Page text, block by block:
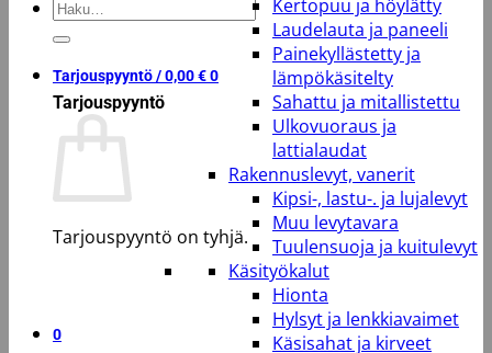
Etsi:
Tarjouspyyntö /0,00€0
Tarjouspyyntö
Tarjouspyyntö on tyhjä.
0
Kertopuu ja höylätty
Laudelauta ja paneeli
Painekyllästetty ja
lämpökäsitelty
Sahattu ja mitallistettu
Ulkovuoraus ja
lattialaudat
Rakennuslevyt, vanerit
Kipsi-, lastu-. ja lujalevyt
Muu levytavara
Tuulensuoja ja kuitulevyt
Käsityökalut
Hionta
Hylsyt ja lenkkiavaimet
Käsisahat ja kirveet